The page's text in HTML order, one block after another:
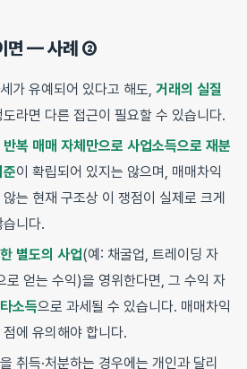
면 — 사례 ②
가 유예되어 있다고 해도, 거래의 실질
라면 다른 접근이 필요할 수 있습니다.
반복 매매 자체만으로 사업소득으로 재분
이 확립되어 있지는 않으며, 매매차익
는 현재 구조상 이 쟁점이 실제로 크게
니다.
별도의 사업(예: 채굴업, 트레이딩 자
로 얻는 수익)을 영위한다면, 그 수익 자
소득으로 과세될 수 있습니다. 매매차익
에 유의해야 합니다.
취득·처분하는 경우에는 개인과 달리